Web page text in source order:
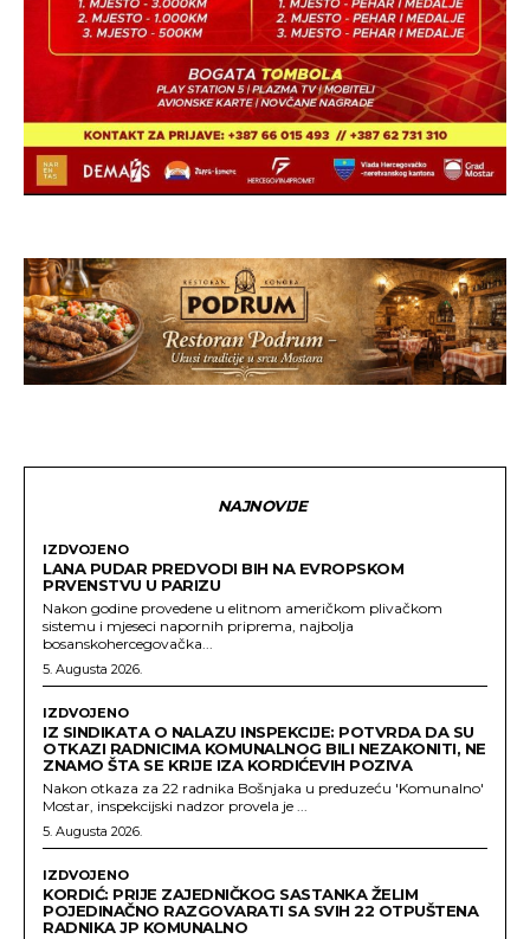
NAJNOVIJE
IZDVOJENO
LANA PUDAR PREDVODI BIH NA EVROPSKOM
PRVENSTVU U PARIZU
Nakon godine provedene u elitnom američkom plivačkom
sistemu i mjeseci napornih priprema, najbolja
bosanskohercegovačka...
5. Augusta 2026.
IZDVOJENO
IZ SINDIKATA O NALAZU INSPEKCIJE: POTVRDA DA SU
OTKAZI RADNICIMA KOMUNALNOG BILI NEZAKONITI, NE
ZNAMO ŠTA SE KRIJE IZA KORDIĆEVIH POZIVA
Nakon otkaza za 22 radnika Bošnjaka u preduzeću 'Komunalno'
Mostar, inspekcijski nadzor provela je ...
5. Augusta 2026.
IZDVOJENO
KORDIĆ: PRIJE ZAJEDNIČKOG SASTANKA ŽELIM
POJEDINAČNO RAZGOVARATI SA SVIH 22 OTPUŠTENA
RADNIKA JP KOMUNALNO